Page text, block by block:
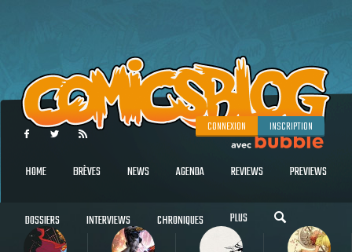
CONNEXION INSCRIPTION
HOME BRÈVES NEWS AGENDA REVIEWS PREVIEWS
DOSSIERS INTERVIEWS CHRONIQUES PLUS